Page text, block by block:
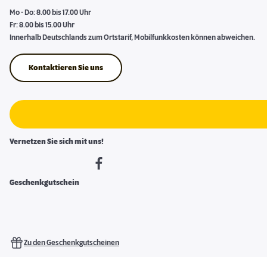
Mo - Do: 8.00 bis 17.00 Uhr
Fr: 8.00 bis 15.00 Uhr
Innerhalb Deutschlands zum Ortstarif, Mobilfunkkosten können abweichen.
Kontaktieren Sie uns
Vernetzen Sie sich mit uns!
Geschenkgutschein
Zu den Geschenkgutscheinen